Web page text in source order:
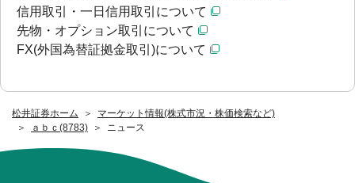
松井証券ホーム
マーケット情報(株式市況・株価検索など)
ａｂｃ(8783)
ニュース
信用取引・一日信用取引について
先物・オプション取引について
FX(外国為替証拠金取引)について